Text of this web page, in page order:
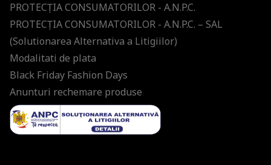
PROTECŢIA CONSUMATORILOR - A.N.P.C.
PROTECŢIA CONSUMATORILOR - A.N.P.C. – SAL
(Solutionarea Alternativa a Litigiilor)
Modalitati de plata
Black Friday Fashion Days
Anunturi rechemare produse